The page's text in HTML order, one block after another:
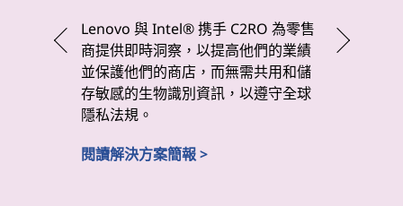
Lenovo 與 Intel® 携手 C2RO 為零售
商提供即時洞察，以提高他們的業績
並保護他們的商店，而無需共用和儲
存敏感的生物識別資訊，以遵守全球
隱私法規。
閱讀解決方案簡報 >
Lenovo
工業 4.0